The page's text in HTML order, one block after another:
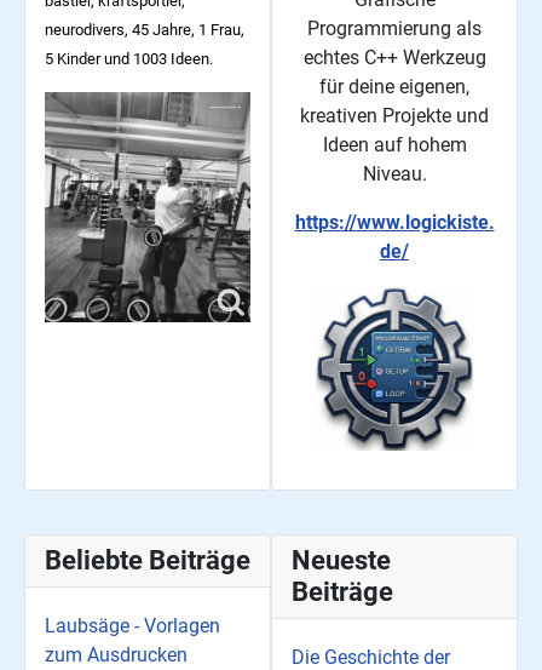
neurodivers, 45 Jahre, 1 Frau,
5 Kinder und 1003 Ideen.
Programmierung als
echtes C++ Werkzeug
für deine eigenen,
kreativen Projekte und
Ideen auf hohem
Niveau.
https://www.logickiste.
de/
Beliebte Beiträge
Laubsäge - Vorlagen
zum Ausdrucken
Neueste
Beiträge
Die Geschichte der